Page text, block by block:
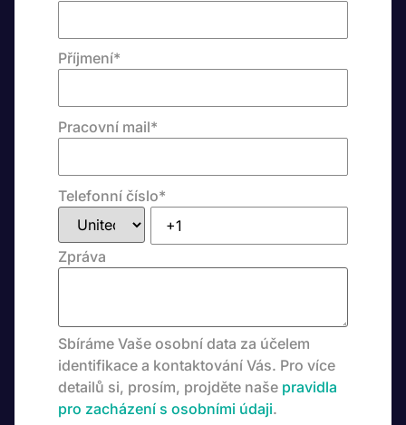
Příjmení*
Pracovní mail*
Telefonní číslo*
Zpráva
Sbíráme Vaše osobní data za účelem
identifikace a kontaktování Vás. Pro více
detailů si, prosím, projděte naše pravidla
pro zacházení s osobními údaji.